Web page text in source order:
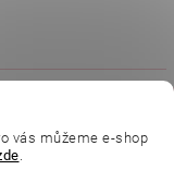
vás můžeme e-shop
.